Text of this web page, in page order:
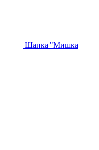
Шапка "Мишка